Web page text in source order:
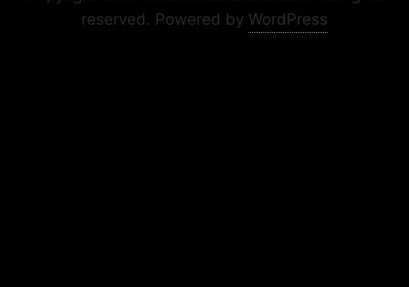
reserved. Powered by WordPress